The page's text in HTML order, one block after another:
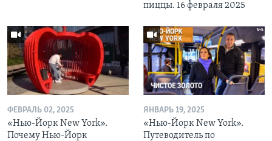
пиццы. 16 февраля 2025
ФЕВРАЛЬ 02, 2025
«Нью-Йорк New York».
Почему Нью-Йорк
ЯНВАРЬ 19, 2025
«Нью-Йорк New York».
Путеводитель по